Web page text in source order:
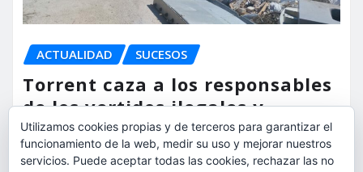
ACTUALIDAD SUCESOS
Torrent caza a los responsables
de los vertidos ilegales y
endurece las sanciones
torrent al dia Ago 7, 2026
Utilizamos cookies propias y de terceros para garantizar el
funcionamiento de la web, medir su uso y mejorar nuestros
servicios. Puede aceptar todas las cookies, rechazar las no